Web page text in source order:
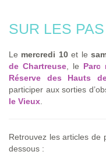
SUR LES
Le mercredi 10et le
de Chartreuse, le Parc
Réserve des Hauts
participer aux sorties
le Vieux.
Retrouvez les articles de
dessous :